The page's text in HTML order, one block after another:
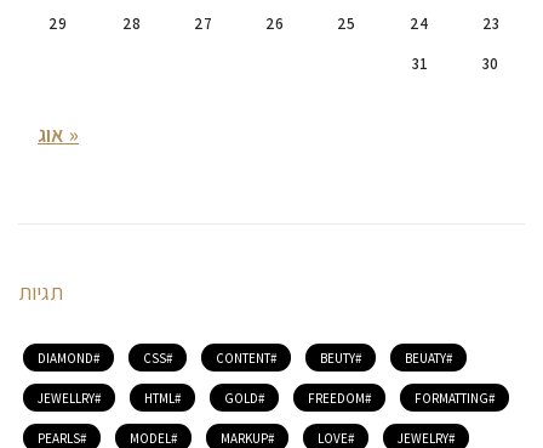
23
24
25
26
27
28
29
30
31
« אוג
תגיות
BEUATY
BEUTY
CONTENT
CSS
DIAMOND
FORMATTING
FREEDOM
GOLD
HTML
JEWELLRY
JEWELRY
LOVE
MARKUP
MODEL
PEARLS